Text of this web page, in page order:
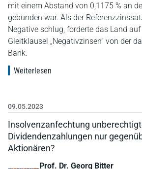
mit einem Abstand von 0,1175 % an
gebunden war. Als der
Negative schlug, forderte das Land
Gleitklausel „Negativzinsen“ von der
Bank.
Weiterlesen
09.05.2023
Insolvenzanfechtung
Dividendenzahlungen nur
Aktionären?
Prof. Dr. Georg Bitter